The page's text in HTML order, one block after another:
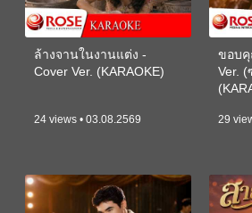
ล้างจานในงานแต่ง -
Cover Ver. (KARAOKE)
24 views • 03.08.2569
ขอบคุ
Ver.
29